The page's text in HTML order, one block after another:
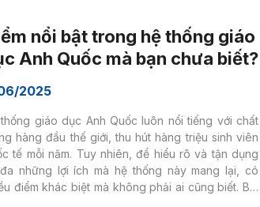
nổi bật trong hệ thống giáo
Anh Quốc mà bạn chưa biết?
2025
giáo dục Anh Quốc luôn nổi tiếng với chất
hàng đầu thế giới, thu hút hàng triệu sinh viên
tế mỗi năm. Tuy nhiên, để hiểu rõ và tận dụng
những lợi ích mà hệ thống này mang lại, có
điểm khác biệt mà không phải ai cũng biết. Bài